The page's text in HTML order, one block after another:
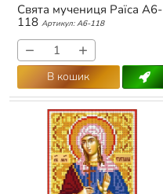
Свята мучениця Раїса А6-
118 Артикул: А6-118
− +
В кошик